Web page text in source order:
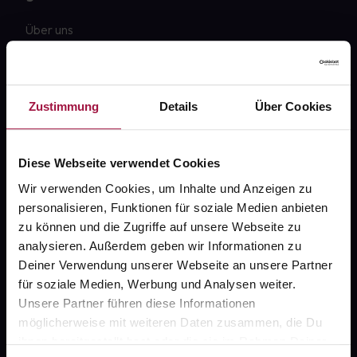
Zustimmung Details Über Cookies
Diese Webseite verwendet Cookies
Wir verwenden Cookies, um Inhalte und Anzeigen zu
personalisieren, Funktionen für soziale Medien anbieten
zu können und die Zugriffe auf unsere Webseite zu
analysieren. Außerdem geben wir Informationen zu
Deiner Verwendung unserer Webseite an unsere Partner
für soziale Medien, Werbung und Analysen weiter.
Unsere Partner führen diese Informationen
möglicherweise mit weiteren Daten zusammen, die Du
ihnen bereitgestellt hast oder die sie im Rahmen Deiner
Über uns
Newsletter
Sanitätshäuser
AGB
Impressum